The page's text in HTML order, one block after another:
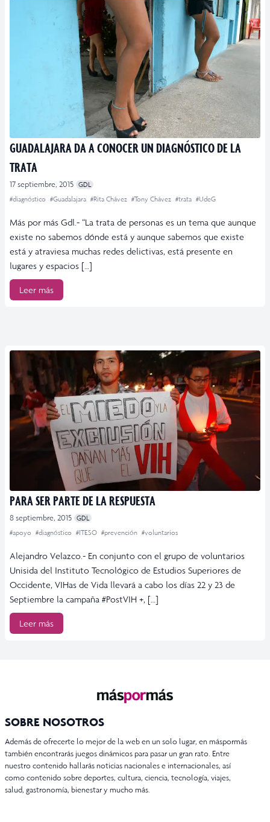
GUADALAJARA DA A CONOCER UN DIAGNÓSTICO DE LA
TRATA
17 septiembre, 2015 GDL
#diagnóstico #Guadalajara #Rita Chávez #Tony Chávez #trata #UdeG
Más por más Gdl.- “La trata de personas es un tema que aunque
existe no sabemos dónde está y aunque sabemos que existe
está y atraviesa muchas redes delictivas, está presente en
lugares y espacios […]
Leer más
PARA SER PARTE DE LA RESPUESTA
8 septiembre, 2015 GDL
#apoyo #diagnóstico #ITESO #prevención #voluntarios
Alejandro Velazco.- En conjunto con el grupo de voluntarios
Unisida del Instituto Tecnológico de Estudios Superiores de
Occidente, VIHas de Vida llevará a cabo los días 22 y 23 de
Septiembre la campaña #PostVIH +, […]
Leer más
SOBRE NOSOTROS
Además de ofrecerte lo mejor de la web en un solo lugar, en máspormás
también encontrarás juegos dinámicos para pasar un gran rato. Entre
nuestro contenido hallarás noticias nacionales e internacionales, así
como contenido sobre deportes, cultura, ciencia, tecnología, viajes,
salud, gastronomía, bienestar y mucho más.